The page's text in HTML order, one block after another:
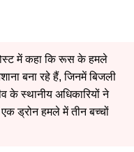
में कहा कि रूस के हमले
बना रहे हैं, जिनमें बिजली
के स्थानीय अधिकारियों ने
ड्रोन हमले में तीन बच्चों